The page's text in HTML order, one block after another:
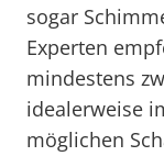
sogar
Experten
mindestens
idealerweise
möglichen